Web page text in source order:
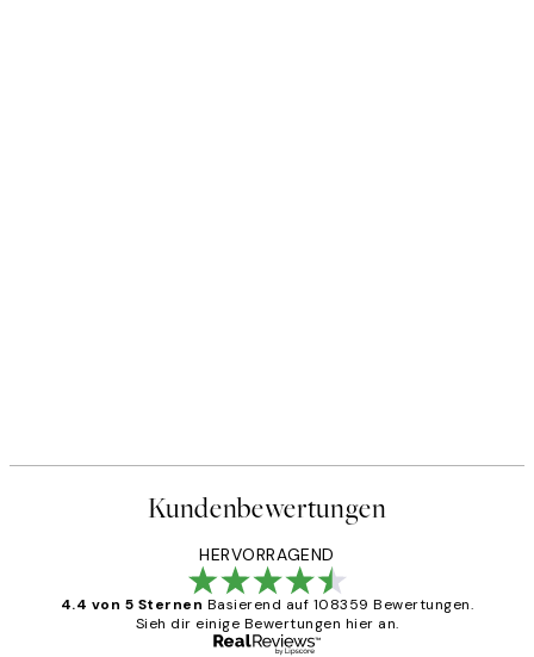
Kundenbewertungen
HERVORRAGEND
4.4 von 5 Sternen Basierend auf 108359 Bewertungen.
Sieh dir einige Bewertungen hier an.